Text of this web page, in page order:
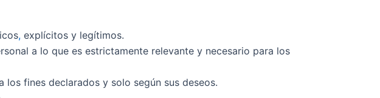
, explícitos y legítimos.
a lo que es estrictamente relevante y necesario para los
los fines declarados y solo según sus deseos.